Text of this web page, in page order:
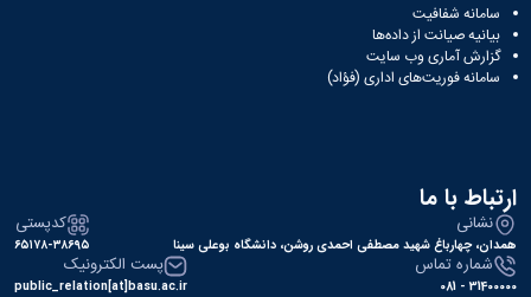
سامانه شفافیت
بیانیه صیانت از داده‌ها
گزارش آماری وب‌ سایت
سامانه فوریت‌های اداری (فؤاد)
ارتباط با ما
نشانی
همدان، چهارباغ شهید مصطفی احمدی روشن، دانشگاه بوعلی سینا
کدپستی
۶۵۱۷۸-۳۸۶۹۵
شماره تماس
31400000 - 081
پست الکترونیک
public_relation[at]basu.ac.ir